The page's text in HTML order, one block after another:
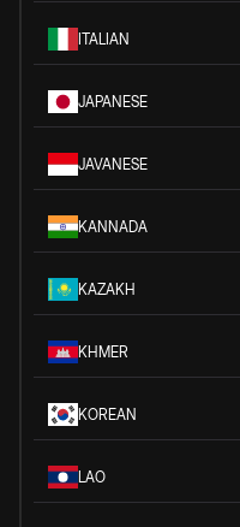
ITALIAN
JAPANESE
JAVANESE
KANNADA
KAZAKH
KHMER
KOREAN
LAO